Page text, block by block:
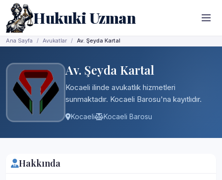
Hukuki Uzman
Ana Sayfa Avukatlar Av. Şeyda Kartal
Av. Şeyda Kartal
Kocaeli ilinde avukatlık hizmetleri
sunmaktadır. Kocaeli Barosu'na kayıtlıdır.
Kocaeli Kocaeli Barosu
Hakkında